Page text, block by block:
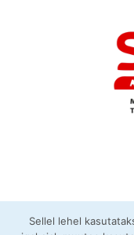
Sellel lehel